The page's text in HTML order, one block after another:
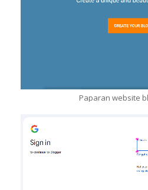
Paparan website